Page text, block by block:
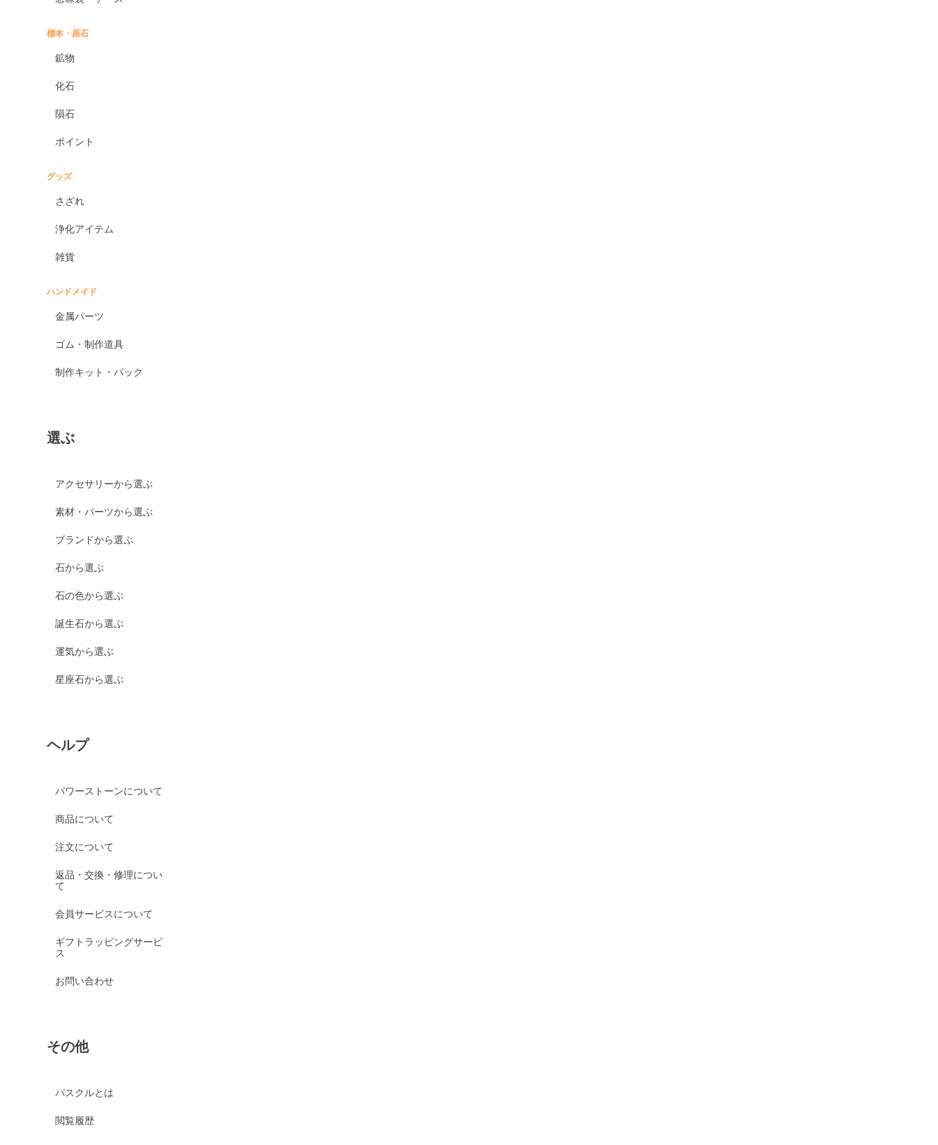
標本・原石
鉱物
化石
隕石
ポイント
グッズ
さざれ
浄化アイテム
雑貨
ハンドメイド
金属パーツ
ゴム・制作道具
制作キット・パック
選ぶ
アクセサリーから選ぶ
素材・パーツから選ぶ
ブランドから選ぶ
石から選ぶ
石の色から選ぶ
誕生石から選ぶ
運気から選ぶ
星座石から選ぶ
ヘルプ
パワーストーンについて
商品について
注文について
返品・交換・修理につい
て
会員サービスについて
ギフトラッピングサービ
ス
お問い合わせ
その他
パスクルとは
閲覧履歴